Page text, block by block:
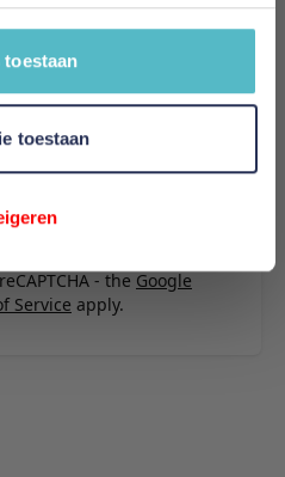
toestaan
toestaan
- the Google
Service apply.